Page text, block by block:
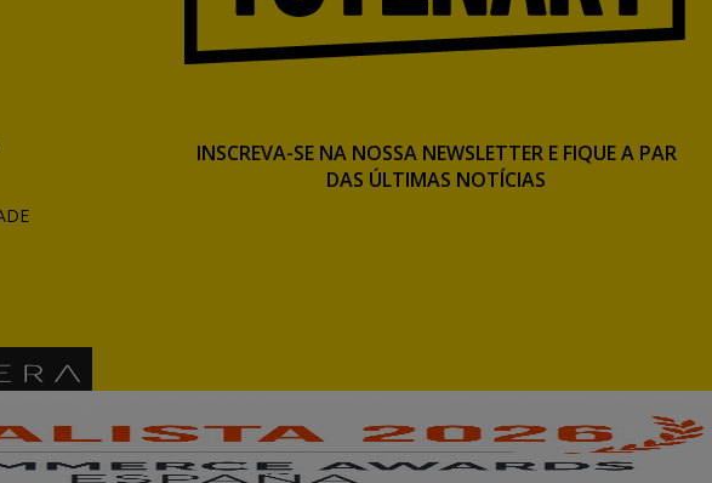
INSCREVA-SE NA NOSSA NEWSLETTER E FIQUE A PAR
DAS ÚLTIMAS NOTÍCIAS